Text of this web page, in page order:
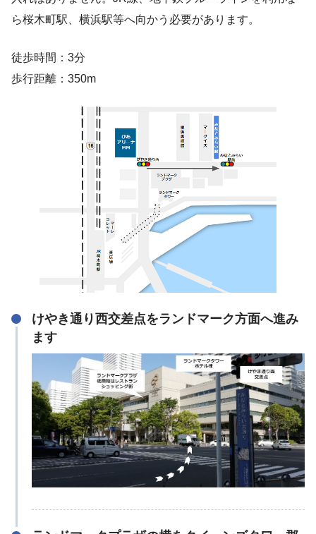
ら桜木町駅、横浜駅等へ向かう必要があります。
徒歩時間：3分
歩行距離：350m
けやき通り西交差点をランドマーク方面へ進み
ます